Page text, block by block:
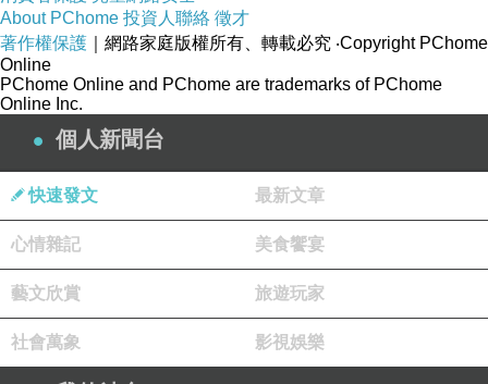
中國的內地平常研究發現，根本沒有腸癌，因為每
天上廁所都很順，一坐下去，噗隆，噗隆噗隆！每
條都像香蕉，好漂亮！而且排列整齊。
如果你上廁所有困難，這表示什麼？萬病之源，都
是從你的大腸不能正常排泄開始。
About PChome 投資人聯絡 徵才
著作權保護 ｜網路家庭版權所有、轉載必究 ‧Copyright PChome
Online
PChome Online and PChome are trademarks of PChome
Online Inc.
個人新聞台
快速發文 最新文章
心情雜記 美食饗宴
藝文欣賞 旅遊玩家
社會萬象 影視娛樂